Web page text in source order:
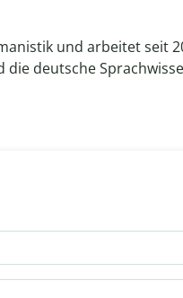
und arbeitet seit
die deutsche